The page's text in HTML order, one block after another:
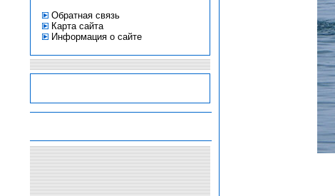
Обратная связь
Карта сайта
Информация о сайте